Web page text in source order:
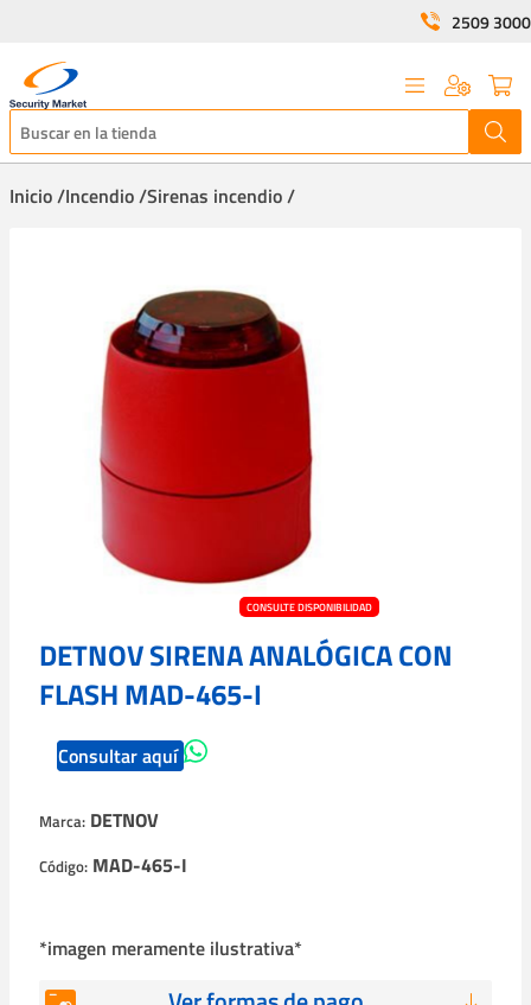
2509 3000
Inicio /Incendio /Sirenas incendio /
CONSULTE DISPONIBILIDAD
DETNOV SIRENA ANALÓGICA CON
FLASH MAD-465-I
Consultar aquí
Marca: DETNOV
Código: MAD-465-I
*imagen meramente ilustrativa*